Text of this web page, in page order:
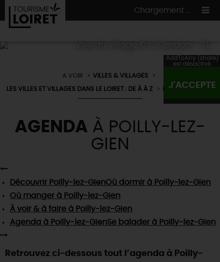
Chargement ...
ON A TESTÉPOUR VOUS
VOSENVIES
LES INCONTOURNABLESMADE IN LOIRET
HÉBERGEMENTS
HÉBERGEMENTS
CULTURE
NATURE
TOUTES LES VISITES
CIRCUITS & BALADES
EN MODENATURE& AVENTURE
...ETAUSSI
Nosmarchés
Artistes et Artisans d'Art
Nosspécialités du terroiretproducteurs
Visitesgourmandesetcréatives
Chic,une aire de pique-nique
A NE PASRATER
Téléchargez le Guide de l'été 2026 🤽🌞
Avis de fraicheur ici pour éviter la chaleur 🥵
(re)Découvrir les coulisses de la Faïencerie de
TOURISME &
SE REPÉRER,SE DÉPLACER
INFOS & SERVICES
A VOIR VILLES & VILLAGES
LES VILLES ET VILLAGES DANS LE LOIRET : DE À À Z POILLY-LEZ-GIEN
AGENDA À POILLY-LEZ-
GIEN
Découvrir Poilly-lez-GienOù dormir à Poilly-lez-Gien
Où manger à Poilly-lez-Gien
À voir & à faire à Poilly-lez-Gien
Agenda à Poilly-lez-GienSe balader à Poilly-lez-Gien
Retrouvez ci-dessous tout l’agenda à Poilly-
AddToAny (share)
est désactivé.
J'ACCEPTE